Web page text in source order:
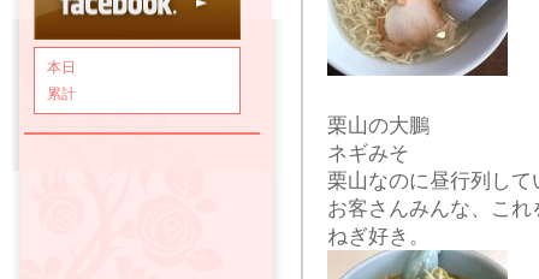
本日
累計
栗山の大鵬
ネギみそ
栗山なのに昼行列し
お客さんみんな、こ
ねぎ好き。